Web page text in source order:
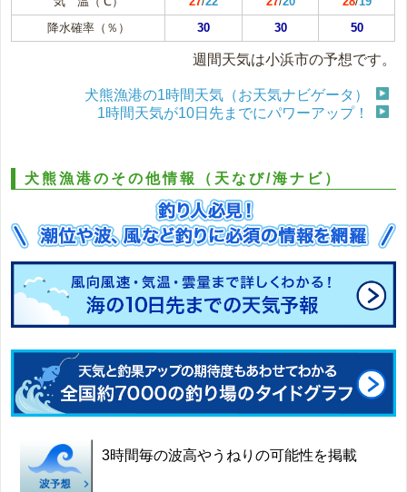
降水確率（％）
30 30 50
週間天気は小浜市の予想です。
犬熊漁港の1時間天気（お天気ナビゲータ）
1時間天気が10日先までにパワーアップ！
犬熊漁港のその他情報（天なび/海ナビ）
3時間毎の波高やうねりの可能性を掲載